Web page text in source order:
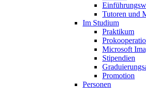
Tutoren und
Im Studium
Praktikum
Microsoft
Stipendien
Promotion
Personen